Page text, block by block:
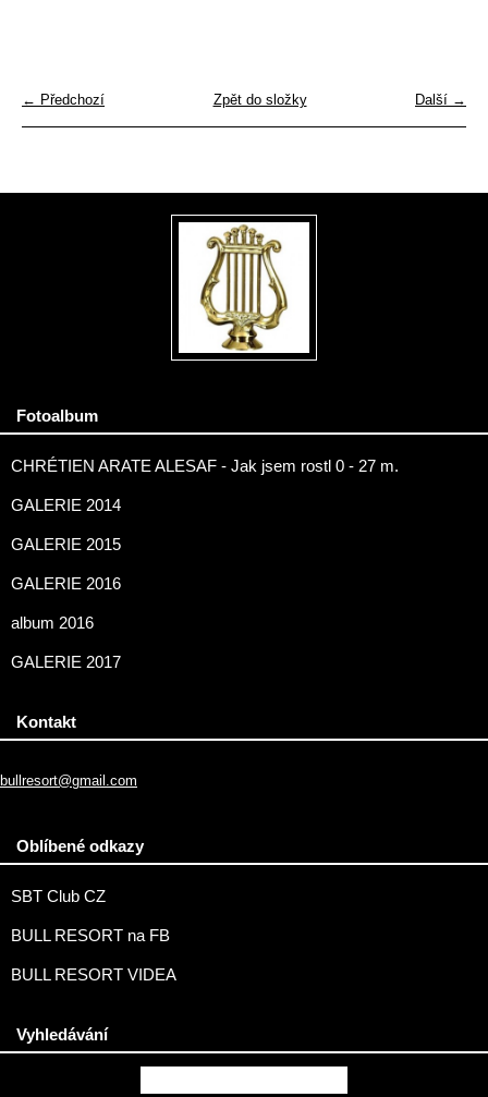
← Předchozí Další →
Zpět do složky
Fotoalbum
CHRÉTIEN ARATE ALESAF - Jak jsem rostl 0 - 27 m.
GALERIE 2014
GALERIE 2015
GALERIE 2016
album 2016
GALERIE 2017
Kontakt
bullresort@gmail.com
Oblíbené odkazy
SBT Club CZ
BULL RESORT na FB
BULL RESORT VIDEA
Vyhledávání